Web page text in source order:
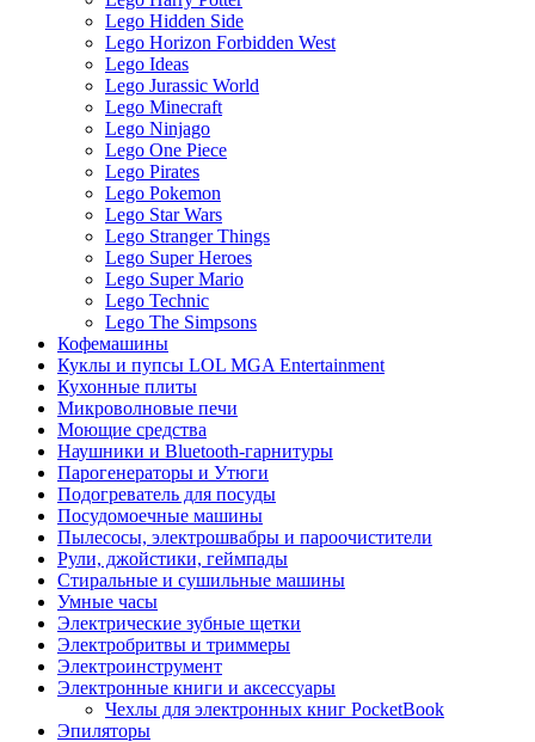
Lego Hidden Side
Lego Horizon Forbidden West
Lego Ideas
Lego Jurassic World
Lego Minecraft
Lego Ninjago
Lego One Piece
Lego Pirates
Lego Pokemon
Lego Star Wars
Lego Stranger Things
Lego Super Heroes
Lego Super Mario
Lego Technic
Lego The Simpsons
Кофемашины
Куклы и пупсы LOL MGA Entertainment
Кухонные плиты
Микроволновые печи
Моющие средства
Наушники и Bluetooth-гарнитуры
Парогенераторы и Утюги
Подогреватель для посуды
Посудомоечные машины
Пылесосы, электрошвабры и пароочистители
Рули, джойстики, геймпады
Стиральные и сушильные машины
Умные часы
Электрические зубные щетки
Электробритвы и триммеры
Электроинструмент
Электронные книги и аксессуары
Чехлы для электронных книг PocketBook
Эпиляторы